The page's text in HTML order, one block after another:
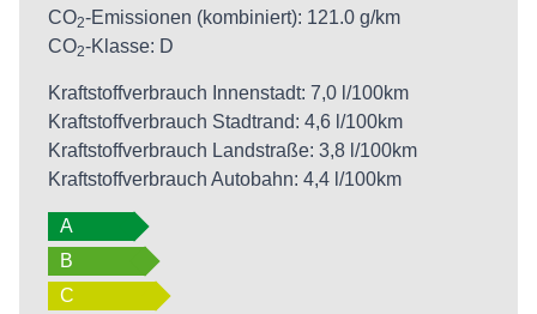
CO2-Emissionen (kombiniert): 121.0 g/km
CO2-Klasse: D
Kraftstoffverbrauch Innenstadt: 7,0 l/100km
Kraftstoffverbrauch Stadtrand: 4,6 l/100km
Kraftstoffverbrauch Landstraße: 3,8 l/100km
Kraftstoffverbrauch Autobahn: 4,4 l/100km
A
B
C